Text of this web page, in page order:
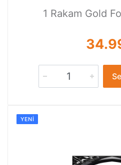
1 Rakam Gold
YENI